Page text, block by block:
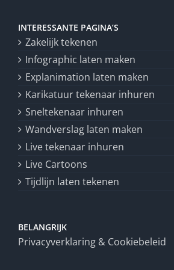
INTERESSANTE PAGINA’S
Zakelijk tekenen
Infographic laten maken
Explanimation laten maken
Karikatuur tekenaar inhuren
Sneltekenaar inhuren
Wandverslag laten maken
Live tekenaar inhuren
Live Cartoons
Tijdlijn laten tekenen
BELANGRIJK
Privacyverklaring & Cookiebeleid